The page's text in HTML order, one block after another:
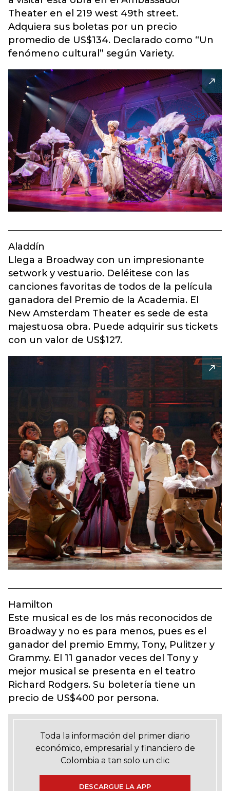
Theater en el 219 west 49th street.
Adquiera sus boletas por un precio
promedio de US$134. Declarado como “Un
fenómeno cultural” según Variety.
Aladdín
Llega a Broadway con un impresionante
setwork y vestuario. Deléitese con las
canciones favoritas de todos de la película
ganadora del Premio de la Academia. El
New Amsterdam Theater es sede de esta
majestuosa obra. Puede adquirir sus tickets
con un valor de US$127.
Hamilton
Este musical es de los más reconocidos de
Broadway y no es para menos, pues es el
ganador del premio Emmy, Tony, Pulitzer y
Grammy. El 11 ganador veces del Tony y
mejor musical se presenta en el teatro
Richard Rodgers. Su boletería tiene un
precio de US$400 por persona.
Toda la información del primer diario
económico, empresarial y financiero de
Colombia a tan solo un clic
DESCARGUE LA APP